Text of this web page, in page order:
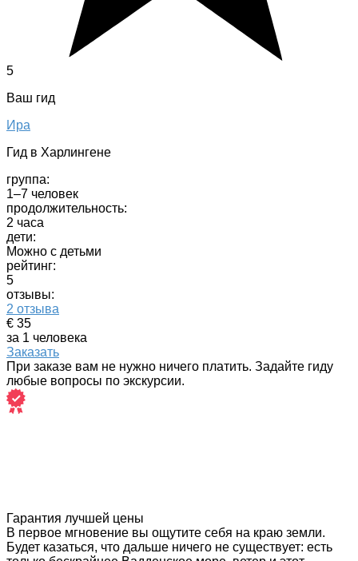
5
Ваш гид
Ира
Гид в Харлингене
группа:
1–7 человек
продолжительность:
2 часа
дети:
Можно с детьми
рейтинг:
5
отзывы:
2 отзыва
€ 35
за 1 человека
Заказать
При заказе вам не нужно ничего платить. Задайте гиду
любые вопросы по экскурсии.
Гарантия лучшей цены
В первое мгновение вы ощутите себя на краю земли.
Будет казаться, что дальше ничего не существует: есть